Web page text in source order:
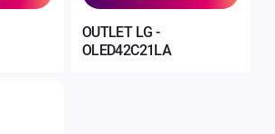
OUTLET LG -
OLED42C21LA